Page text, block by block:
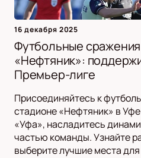
16 декабря 2025
Футбольные
«Нефтяник»:
Премьер-лиге
Присоединяйтесь к
стадионе «Нефтяник» в
«Уфа», насладитесь
частью команды. Узнайте
выберите лучшие места